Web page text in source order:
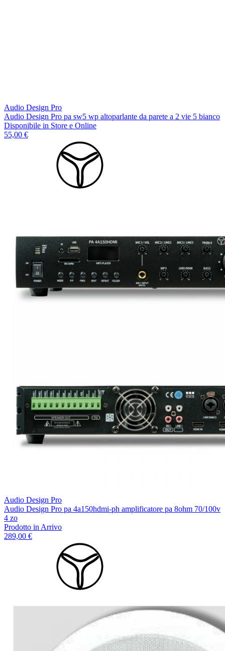
Audio Design Pro
Audio Design Pro pa sw5 wp altoparlante da parete a 2 vie 5 bianco
Disponibile in Store e Online
55,00 €
Audio Design Pro
Audio Design Pro pa 4a150hdmi-ph amplificatore pa 8ohm 70/100v
4 zo
Prodotto in Arrivo
289,00 €